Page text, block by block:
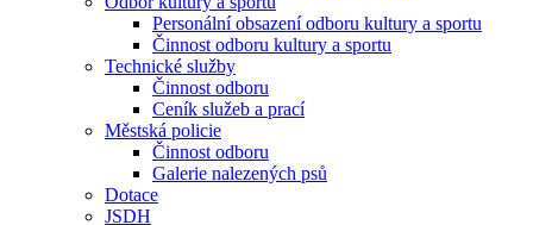
Personální obsazení odboru kultury a sportu
Činnost odboru kultury a sportu
Technické služby
Činnost odboru
Ceník služeb a prací
Městská policie
Činnost odboru
Galerie nalezených psů
Dotace
JSDH